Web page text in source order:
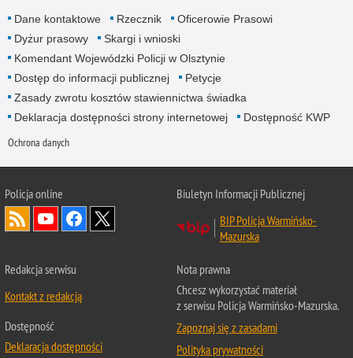
Dane kontaktowe Rzecznik
Oficerowie Prasowi
Dyżur prasowy
Skargi i wnioski
Komendant Wojewódzki Policji w Olsztynie
Dostęp do informacji publicznej
Petycje
Zasady zwrotu kosztów stawiennictwa świadka
Deklaracja dostępności strony internetowej
Dostępność KWP
Ochrona danych
Policja online
Biuletyn Informacji Publicznej
BIP Policja Warmińsko-
Mazurska
Redakcja serwisu
Kontakt z redakcją
Dostępność
Deklaracja dostępności
Nota prawna
Chcesz wykorzystać materiał
z serwisu Policja Warmińsko-Mazurska.
Zapoznaj się z zasadami
Polityka prywatności